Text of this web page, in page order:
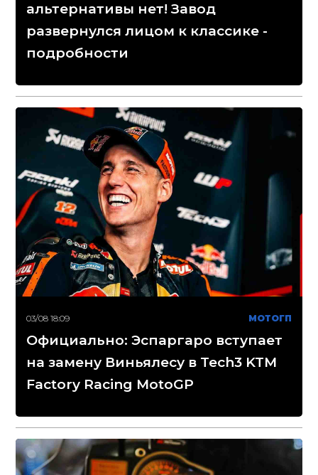
альтернативы нет! Завод
развернулся лицом к классике -
подробности
03/08 18:09 МОТОГП
Официально: Эспаргаро вступает
на замену Виньялесу в Tech3 KTM
Factory Racing MotoGP